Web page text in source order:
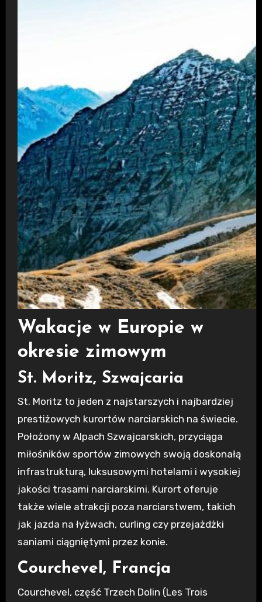
Wakacje w Europie w
okresie zimowym
St. Moritz, Szwajcaria
St. Moritz to jeden z najstarszych i najbardziej
prestiżowych kurortów narciarskich na świecie.
Położony w Alpach Szwajcarskich, przyciąga
miłośników sportów zimowych swoją doskonałą
infrastrukturą, luksusowymi hotelami i wysokiej
jakości trasami narciarskimi. Kurort oferuje
także wiele atrakcji poza narciarstwem, takich
jak jazda na łyżwach, curling czy przejażdżki
saniami ciągniętymi przez konie.
Courchevel, Francja
Courchevel, część Trzech Dolin (Les Trois